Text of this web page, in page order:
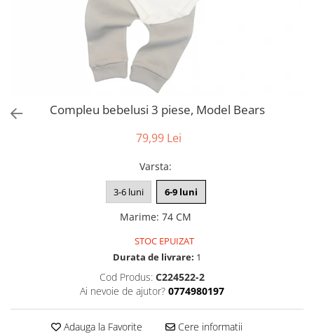
Compleu bebelusi 3 piese, Model Bears
79,99 Lei
Varsta:
3-6 luni 6-9 luni
Marime: 74 CM
STOC EPUIZAT
Durata de livrare: 1
Cod Produs: C224522-2
Ai nevoie de ajutor? 0774980197
Adauga la Favorite Cere informatii